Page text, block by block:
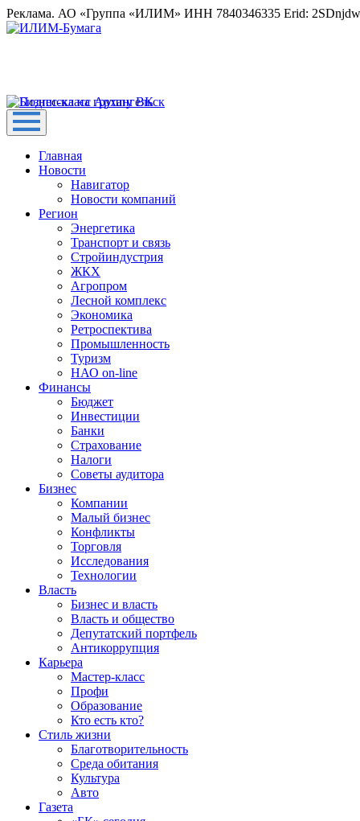
Реклама. АО «Группа «ИЛИМ» ИНН 7840346335 Erid:
Главная
Новости
Навигатор
Новости компаний
Регион
Энергетика
Транспорт и связь
Стройиндустрия
ЖКХ
Агропром
Лесной комплекс
Экономика
Ретроспектива
Промышленность
Туризм
НАО on-line
Финансы
Бюджет
Инвестиции
Банки
Страхование
Налоги
Советы аудитора
Бизнес
Компании
Малый бизнес
Конфликты
Торговля
Исследования
Технологии
Власть
Бизнес и власть
Власть и общество
Депутатский портфель
Антикоррупция
Карьера
Мастер-класс
Профи
Образование
Кто есть кто?
Стиль жизни
Благотворительность
Среда обитания
Культура
Авто
Газета